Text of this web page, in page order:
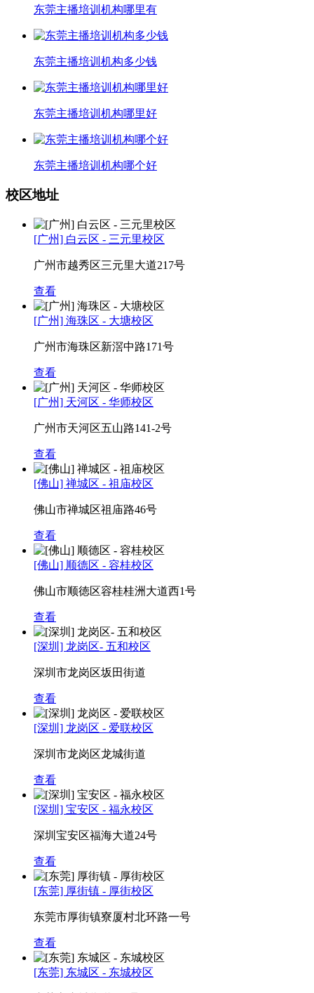
东莞主播培训机构哪里有
东莞主播培训机构多少钱
东莞主播培训机构哪里好
东莞主播培训机构哪个好
校区地址
[广州] 白云区 - 三元里校区
广州市越秀区三元里大道217号
查看
[广州] 海珠区 - 大塘校区
广州市海珠区新滘中路171号
查看
[广州] 天河区 - 华师校区
广州市天河区五山路141-2号
查看
[佛山] 禅城区 - 祖庙校区
佛山市禅城区祖庙路46号
查看
[佛山] 顺德区 - 容桂校区
佛山市顺徳区容桂桂洲大道西1号
查看
[深圳] 龙岗区- 五和校区
深圳市龙岗区坂田街道
查看
[深圳] 龙岗区 - 爱联校区
深圳市龙岗区龙城街道
查看
[深圳] 宝安区 - 福永校区
深圳宝安区福海大道24号
查看
[东莞] 厚街镇 - 厚街校区
东莞市厚街镇寮厦村北环路一号
查看
[东莞] 东城区 - 东城校区